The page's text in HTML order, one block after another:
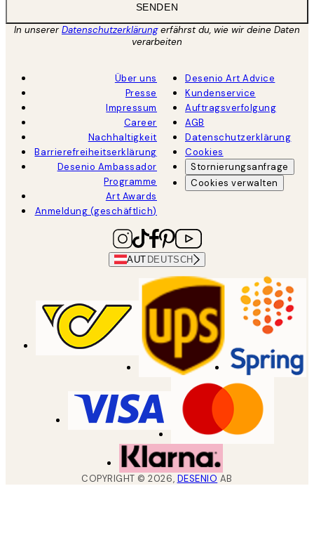
SENDEN
In unsererDatenschutzerklärungerfährst du, wie wir deine Daten
verarbeiten
Über uns
Presse
Impressum
Career
Nachhaltigkeit
Barrierefreiheitserklärung
Desenio Ambassador
Programme
Art Awards
Anmeldung (geschäftlich)
Desenio Art Advice
Kundenservice
Auftragsverfolgung
AGB
Datenschutzerklärung
Cookies
Stornierungsanfrage
Cookies verwalten
AUT DEUTSCH
COPYRIGHT ©2026, DESENIO AB